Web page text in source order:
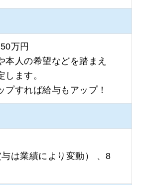
万円
人の希望などを踏まえ
します。
すれば給与もアップ！
は業績により変動） 、8